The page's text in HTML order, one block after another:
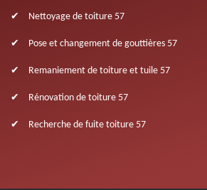
Nettoyage de toiture 57
Pose et changement de gouttières 57
Remaniement de toiture et tuile 57
Rénovation de toiture 57
Recherche de fuite toiture 57